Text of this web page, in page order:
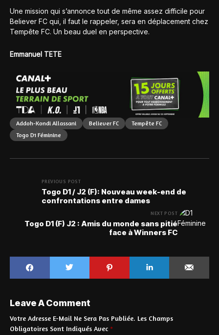
Une mission qui s’annonce tout de même assez difficile pour
Believer FC qui, il faut le rappeler, sera en déplacement chez
Tempête FC. Un beau duel en perspective.
Emmanuel TETE
Addoh-Kondi Allassani Believer FC
Tempête FC
Togo D1 Féminine
PREVIOUS POST
Togo D1 / J2 (F): Nouveau week-end de
confrontations entre dames
NEXT POST
Togo D1 (F) J2 : Amis du monde sans pitié
face à Winners FC
Leave A Comment
Votre Adresse E-Mail Ne Sera Pas Publiée. Les Champs
Obligatoires Sont Indiqués Avec *